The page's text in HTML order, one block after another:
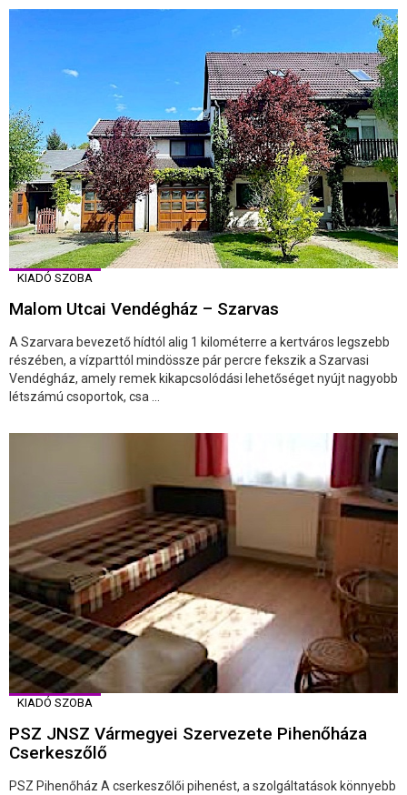
KIADÓ SZOBA
Malom Utcai Vendégház – Szarvas
A Szarvara bevezető hídtól alig 1 kilométerre a kertváros legszebb
részében, a vízparttól mindössze pár percre fekszik a Szarvasi
Vendégház, amely remek kikapcsolódási lehetőséget nyújt nagyobb
létszámú csoportok, csa ...
KIADÓ SZOBA
PSZ JNSZ Vármegyei Szervezete Pihenőháza
Cserkeszőlő
PSZ Pihenőház A cserkeszőlői pihenést, a szolgáltatások könnyebb